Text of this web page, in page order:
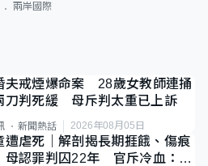
兩岸國際
夫戒煙爆命案 28歲女教師連捅
刀判死緩 母斥判太重已上訴
新聞熱話 2026年08月05日
遭虐死｜解剖揭長期捱餓、傷痕
認罪判囚22年 官斥冷血：同